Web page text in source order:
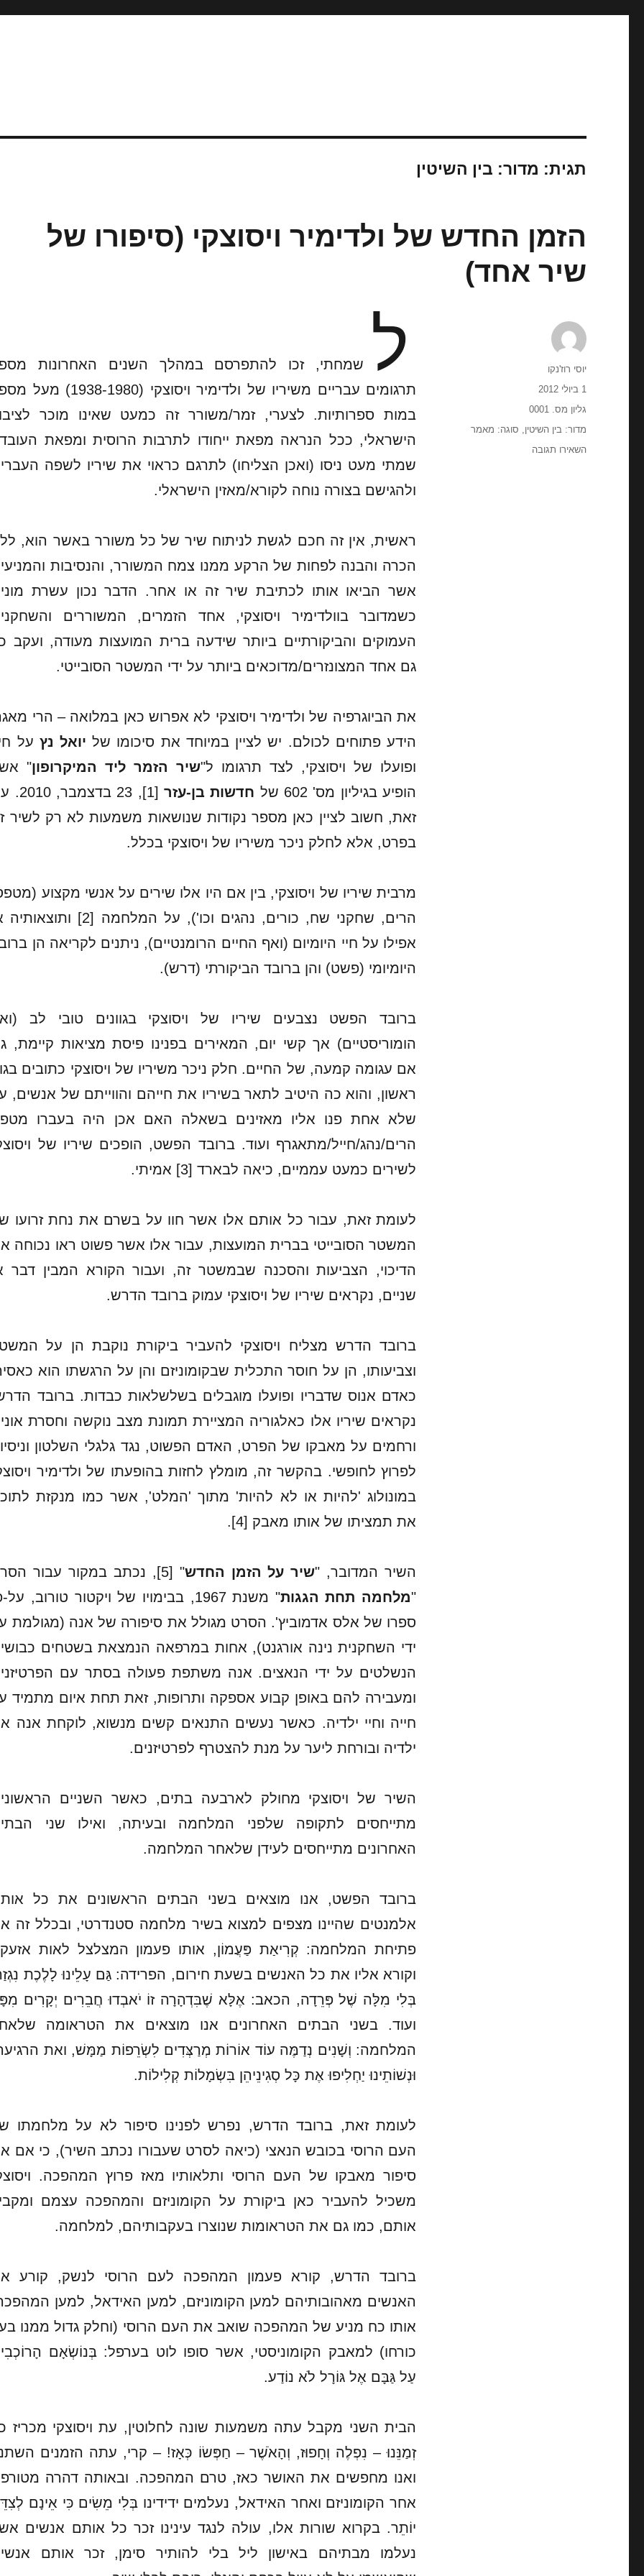
תגית: מדור: בין השיטין
הזמן החדש של ולדימיר ויסוצקי (סיפורו של
שיר אחד)
ל
שמחתי, זכו להתפרסם במהלך השנים האחרונות
תרגומים עבריים משיריו של ולדימיר ויסוצקי (1938-
במות ספרותיות. לצערי, זמר/משורר זה כמעט שאינו מוכר
הישראלי, ככל הנראה מפאת ייחודו לתרבות הרוסית ומפאת
שמתי מעט ניסו (ואכן הצליחו) לתרגם כראוי את שיריו לשפה
ולהגישם בצורה נוחה לקורא/מאזין הישראלי.
ראשית, אין זה חכם לגשת לניתוח שיר של כל משורר באשר הוא,
הכרה והבנה לפחות של הרקע ממנו צמח המשורר, והנסיבות
אשר הביאו אותו לכתיבת שיר זה או אחר. הדבר נכון עשרת
כשמדובר בוולדימיר ויסוצקי, אחד הזמרים, המשוררים
העמוקים והביקורתיים ביותר שידעה ברית המועצות מעודה, ועקב
גם אחד המצונזרים/מדוכאים ביותר על ידי המשטר הסובייטי.
את הביוגרפיה של ולדימיר ויסוצקי לא אפרוש כאן במלואה – הרי
הידע פתוחים לכולם. יש לציין במיוחד את סיכומו של יואל נץ על
ופועלו של ויסוצקי, לצד תרגומו ל"שיר הזמר ליד המיקרופון"
הופיע בגיליון מס' 602 של
חדשות בן-עזר
[1], 23
זאת, חשוב לציין כאן מספר נקודות שנושאות משמעות לא רק לשיר
בפרט, אלא לחלק ניכר משיריו של ויסוצקי בכלל.
מרבית שיריו של ויסוצקי, בין אם היו אלו שירים על אנשי מקצוע
הרים, שחקני שח, כורים, נהגים וכו'), על המלחמה [2]
אפילו על חיי היומיום (ואף החיים הרומנטיים), ניתנים לקריאה הן
היומיומי (פשט) והן ברובד הביקורתי (דרש).
ברובד הפשט נצבעים שיריו של ויסוצקי בגוונים טובי לב
הומוריסטיים) אך קשי יום, המאירים בפנינו פיסת מציאות קיימת,
אם עגומה קמעה, של החיים. חלק ניכר משיריו של ויסוצקי כתובים
ראשון, והוא כה היטיב לתאר בשיריו את חייהם והווייתם של אנשים,
שלא אחת פנו אליו מאזינים בשאלה האם אכן היה בעברו
הרים/נהג/חייל/מתאגרף ועוד. ברובד הפשט, הופכים שיריו של
לשירים כמעט עממיים, כיאה לבארד [3] אמיתי.
לעומת זאת, עבור כל אותם אלו אשר חוו על בשרם את נחת זרועו
המשטר הסובייטי בברית המועצות, עבור אלו אשר פשוט ראו נכוחה
הדיכוי, הצביעות והסכנה שבמשטר זה, ועבור הקורא המבין דבר
שניים, נקראים שיריו של ויסוצקי עמוק ברובד הדרש.
ברובד הדרש מצליח ויסוצקי להעביר ביקורת נוקבת הן על
וצביעותו, הן על חוסר התכלית שבקומוניזם והן על הרגשתו הוא
כאדם אנוס שדבריו ופועלו מוגבלים בשלשלאות כבדות. ברובד
נקראים שיריו אלו כאלגוריה המציירת תמונת מצב נוקשה וחסרת
ורחמים על מאבקו של הפרט, האדם הפשוט, נגד גלגלי השלטון
לפרוץ לחופשי. בהקשר זה, מומלץ לחזות בהופעתו של ולדימיר
במונולוג 'להיות או לא להיות' מתוך 'המלט', אשר כמו מנקזת
את תמציתו של אותו מאבק [4].
השיר המדובר, "שיר על הזמן החדש
" [5], נכתב במקור עבור
"מלחמה תחת הגגות
" משנת 1967, בבימויו של ויקטור טורוב,
ספרו של אלס אדמוביץ'. הסרט מגולל את סיפורה של אנה (מגולמת
ידי השחקנית נינה אורגנט), אחות במרפאה הנמצאת בשטחים
הנשלטים על ידי הנאצים. אנה משתפת פעולה בסתר עם
ומעבירה להם באופן קבוע אספקה ותרופות, זאת תחת איום מתמיד
חייה וחיי ילדיה. כאשר נעשים התנאים קשים מנשוא, לוקחת אנה
ילדיה ובורחת ליער על מנת להצטרף לפרטיזנים.
השיר של ויסוצקי מחולק לארבעה בתים, כאשר השניים
מתייחסים לתקופה שלפני המלחמה ובעיתה, ואילו שני
האחרונים מתייחסים לעידן שלאחר המלחמה.
ברובד הפשט, אנו מוצאים בשני הבתים הראשונים את כל
אלמנטים שהיינו מצפים למצוא בשיר מלחמה סטנדרטי, ובכלל זה
פתיחת המלחמה: קְרִיאַת פַּעֲמוֹן, אותו פעמון המצלצל לאות
וקורא אליו את כל האנשים בשעת חירום, הפרידה: גַּם עָלֵינוּ לָלֶכֶת
בְּלִי מִלָּה שֶׁל פְּרֵדָה, הכאב: אֶלָּא שֶׁבִּדְהָרָה זוֹ יֹאבְדוּ חֲבֵרִים יְקָרִים
ועוד. בשני הבתים האחרונים אנו מוצאים את הטראומה
המלחמה: וְשָׁנִים נְדַמֶּה עוֹד אוֹרוֹת מְרַצְּדִים לִשְׂרֵפוֹת מַמָּשׁ, ואת
וּנְשׁוֹתֵינוּ יַחְלִיפוּ אֶת כָּל סְגִינֵיהֵן בִּשְׂמָלוֹת קְלִילוֹת.
לעומת זאת, ברובד הדרש, נפרש לפנינו סיפור לא על מלחמתו
העם הרוסי בכובש הנאצי (כיאה לסרט שעבורו נכתב השיר), כי אם
סיפור מאבקו של העם הרוסי ותלאותיו מאז פרוץ המהפכה.
משכיל להעביר כאן ביקורת על הקומוניזם והמהפכה עצמם
אותם, כמו גם את הטראומות שנוצרו בעקבותיהם, למלחמה.
ברובד הדרש, קורא פעמון המהפכה לעם הרוסי לנשק, קורע
האנשים מאהובותיהם למען הקומוניזם, למען האידאל, למען
אותו כח מניע של המהפכה שואב את העם הרוסי (וחלק גדול ממנו
כורחו) למאבק הקומוניסטי, אשר סופו לוט בערפל: בְּנוֹשְׂאָם
עַל גַּבָּם אֶל גּוֹרָל לֹא נוֹדַע.
הבית השני מקבל עתה משמעות שונה לחלוטין, עת ויסוצקי מכריז
זְמַנֵּנוּ – נִפְלֶה וְחָפוּז, וְהָאֹשֶׁר – חַפְּשׂוֹ כְּאָז! – קרי, עתה הזמנים
ואנו מחפשים את האושר כאז, טרם המהפכה. ובאותה דהרה
אחר הקומוניזם ואחר האידאל, נעלמים ידידינו בְּלִי מֵשִׂים כִּי אֵינָם
יוֹתֵר. בקרוא שורות אלו, עולה לנגד עינינו זכר כל אותם אנשים
נעלמו מבתיהם באישון ליל בלי להותיר סימן, זכר אותם
מחבר
יוסי רוז'נקו
פורסם
בתאריך
1 ביולי 2012
קטגוריות
גליון מס. 0001
תגיות
מדור: בין השיטין, סוגה: מאמר
השאירו תגובה